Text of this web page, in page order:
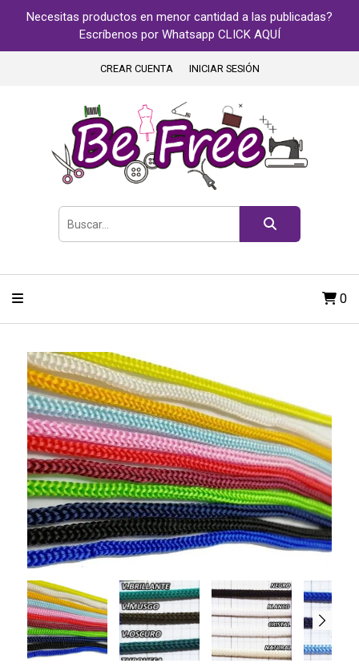
Necesitas productos en menor cantidad a las publicadas?
Escríbenos por Whatsapp CLICK AQUÍ
CREAR CUENTA INICIAR SESIÓN
0